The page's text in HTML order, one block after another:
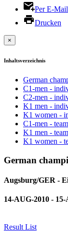
Per E-
Drucken
×
Inhaltsverzeichnis
German
C1-men -
C2-men -
K1 men -
K1 women -
C1-men - team
K1 men - team
K1 women -
German
Augsburg/GER -
14-AUG-2010 -
Result List